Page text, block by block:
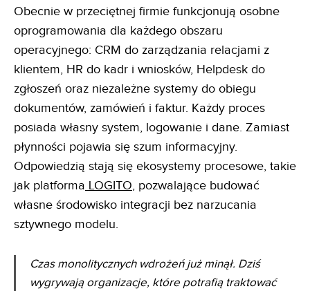
Obecnie w przeciętnej firmie funkcjonują osobne
oprogramowania dla każdego obszaru
operacyjnego: CRM do zarządzania relacjami z
klientem, HR do kadr i wniosków, Helpdesk do
zgłoszeń oraz niezależne systemy do obiegu
dokumentów, zamówień i faktur. Każdy proces
posiada własny system, logowanie i dane. Zamiast
płynności pojawia się szum informacyjny.
Odpowiedzią stają się ekosystemy procesowe, takie
jak platforma LOGITO, pozwalające budować
własne środowisko integracji bez narzucania
sztywnego modelu.
Czas monolitycznych wdrożeń już minął. Dziś
wygrywają organizacje, które potrafią traktować